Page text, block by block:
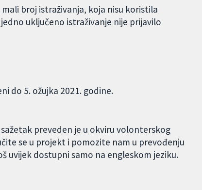
broj istraživanja, koja nisu koristila
uključeno istraživanje nije prijavilo
do 5. ožujka 2021. godine.
preveden je u okviru volonterskog
se u projekt i pomozite nam u prevođenju
uvijek dostupni samo na engleskom jeziku.